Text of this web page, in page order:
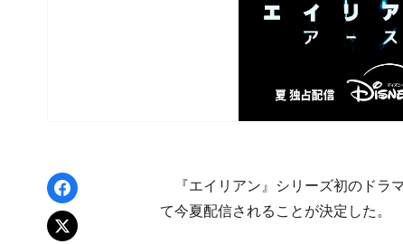
Facebookでシェア
xでポスト
『エイリアン』シリーズ初のドラ
て今夏配信されることが決定した。